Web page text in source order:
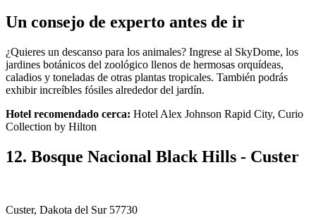
Un consejo de experto antes de ir
¿Quieres un descanso para los animales? Ingrese al SkyDome, los
jardines botánicos del zoológico llenos de hermosas orquídeas,
caladios y toneladas de otras plantas tropicales. También podrás
exhibir increíbles fósiles alrededor del jardín.
Hotel recomendado cerca: Hotel Alex Johnson Rapid City, Curio
Collection by Hilton
12. Bosque Nacional Black Hills - Custer
Custer, Dakota del Sur 57730